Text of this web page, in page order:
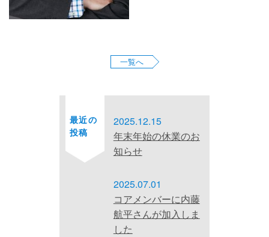
一覧へ
最近の
投稿
2025.12.15
年末年始の休業のお
知らせ
2025.07.01
コアメンバーに内藤
航平さんが加入しま
した